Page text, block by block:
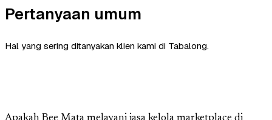
Pertanyaan umum
Hal yang sering ditanyakan klien kami di Tabalong.